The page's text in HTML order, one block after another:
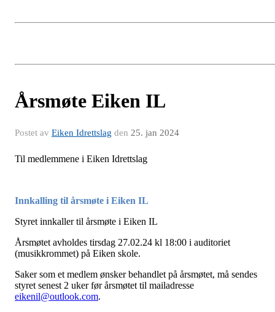
Årsmøte Eiken IL
Postet av Eiken Idrettslag den 25. jan 2024
Til medlemmene i Eiken Idrettslag
Innkalling til årsmøte i Eiken IL
Styret innkaller til årsmøte i Eiken IL
Årsmøtet avholdes tirsdag 27.02.24 kl 18:00 i auditoriet
(musikkrommet) på Eiken skole.
Saker som et medlem ønsker behandlet på årsmøtet, må sendes
styret senest 2 uker før årsmøtet til mailadresse
eikenil@outlook.com.